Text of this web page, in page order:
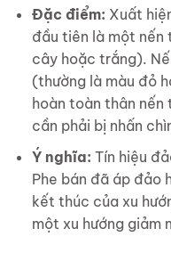
Đặc điểm: Xuất
đầu tiên là một nến
cây hoặc trắng).
(thường là màu đỏ
hoàn toàn thân
cần phải bị nhấn
Ý nghĩa: Tín hiệu
Phe bán đã áp đảo
kết thúc của xu
một xu hướng giảm